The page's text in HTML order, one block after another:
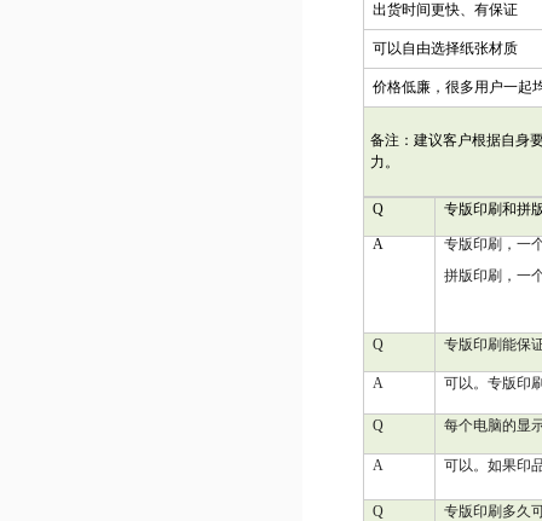
出货时间更快、有保证
可以自由选择纸张材质
价格低廉，很多用户一起
备注：建议客户根据自身
力。
Q 专版印刷和拼
A
专版印刷，一
拼版印刷，一
Q 专版印刷能保
A 可以。专版印
Q 每个电脑的显
A 可以。如果印
Q 专版印刷多久